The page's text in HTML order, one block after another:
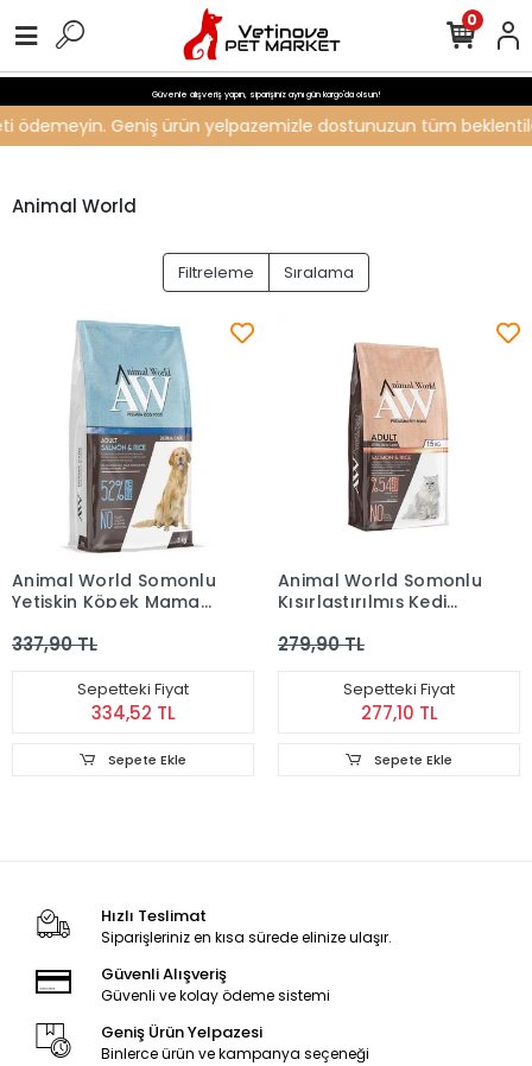
Güvenle alışveriş yapın, siparişiniz aynı gün kargo'da olsun!
ödemeyin. Geniş ürün yelpazemizle dostunuzun tüm
0
Animal World
Filtreleme Sıralama
Animal World Somonlu
Yetişkin Köpek Maması
337,90 TL
Sepetteki Fiyat
334,52 TL
Sepete Ekle
Animal World Somonlu
Kısırlaştırılmış Kedi
279,90 TL
Sepetteki Fiyat
277,10 TL
Sepete Ekle
Hızlı Teslimat
Siparişleriniz en kısa sürede elinize ulaşır.
Güvenli Alışveriş
Güvenli ve kolay ödeme sistemi
Geniş Ürün Yelpazesi
Binlerce ürün ve kampanya seçeneği